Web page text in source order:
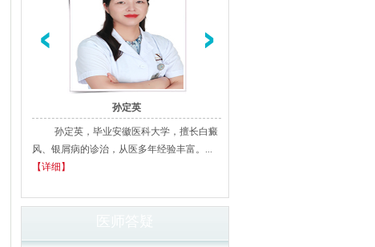
孙定英
孙定英，毕业安徽医科大学，擅长白癜
风、银屑病的诊治，从医多年经验丰富。...
【详细】